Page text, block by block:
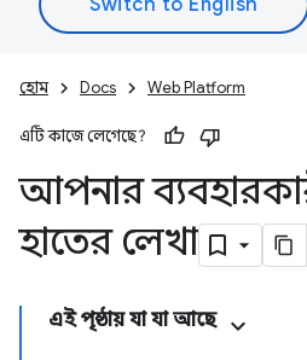
হোম Docs Web Platform
এটি কাজে লেগেছে?
আপনার
হাতের লেখা
এই পৃষ্ঠায় যা যা আছে